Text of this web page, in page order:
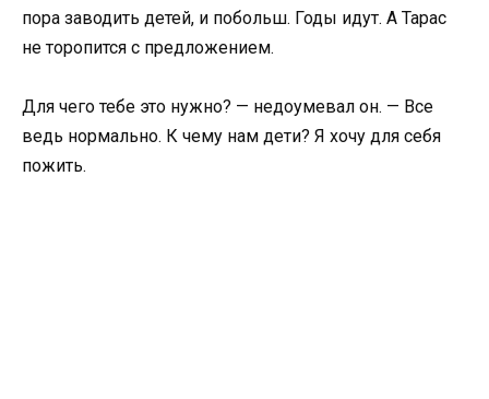
пора заводить детей, и побольш. Годы идут. А Тарас
не торопится с предложением.
Для чего тебе это нужно? — недоумевал он. — Все
ведь нормально. К чему нам дети? Я хочу для себя
пожить.